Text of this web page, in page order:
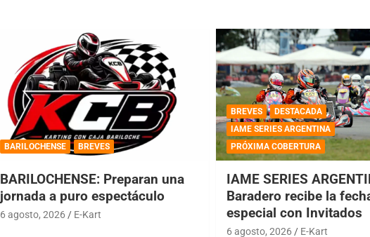
BARILOCHENSE BREVES
BARILOCHENSE: Preparan una
jornada a puro espectáculo
6 agosto, 2026 E-Kart
BREVES
DESTACADA
IAME SERIES ARGENTINA
PRÓXIMA COBERTURA
IAME SERIES
Baradero recibe la
especial con Invitados
6 agosto, 2026 E-Kart